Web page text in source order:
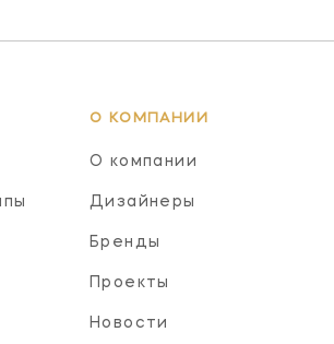
О КОМПАНИИ
О компании
Дизайнеры
Бренды
Проекты
Новости